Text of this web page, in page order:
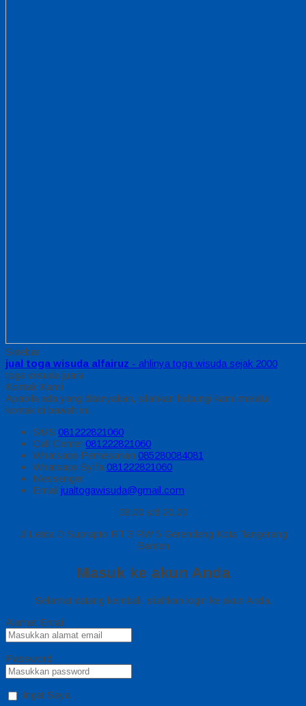
Sidebar
jual toga wisuda alfairuz - ahlinya toga wisuda sejak 2000
toga wisuda juara
Kontak Kami
Apabila ada yang ditanyakan, silahkan hubungi kami melalui
kontak di bawah ini.
SMS 081222821060
Call Center 081222821060
Whatsapp Pemesanan 085280084081
Whatsapp Syifa 081222821060
Messenger
Email jualtogawisuda@gmail.com
08.00 s/d 20.00
Jl Letda D Suprapto RT 3 RW 5 Gerendeng Kota Tangerang
Banten
Masuk ke akun Anda
Selamat datang kembali, silahkan login ke akun Anda.
Alamat Email
Password
Ingat Saya